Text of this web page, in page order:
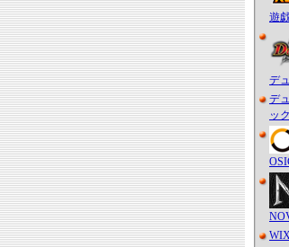
遊
デ
デ
ッ